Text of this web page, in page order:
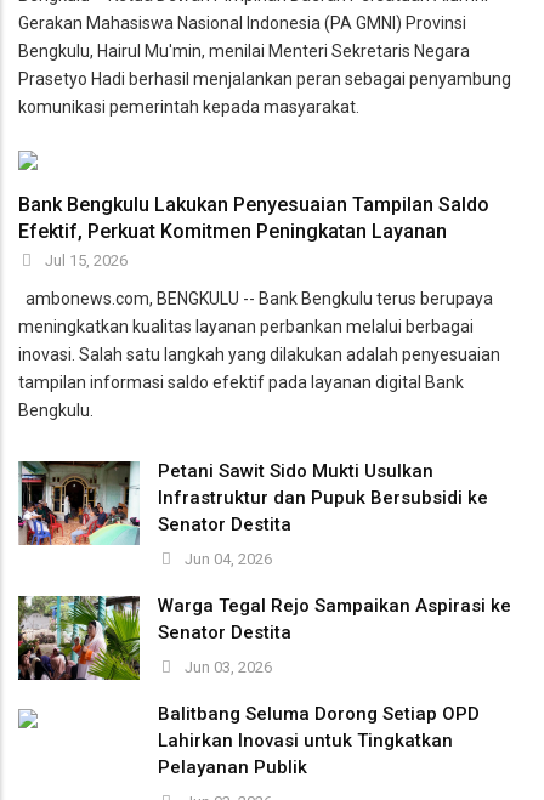
Gerakan Mahasiswa Nasional Indonesia (PA GMNI) Provinsi
Bengkulu, Hairul Mu'min, menilai Menteri Sekretaris Negara
Prasetyo Hadi berhasil menjalankan peran sebagai penyambung
komunikasi pemerintah kepada masyarakat.
Bank Bengkulu Lakukan Penyesuaian Tampilan Saldo
Efektif, Perkuat Komitmen Peningkatan Layanan
Jul 15, 2026
ambonews.com, BENGKULU -- Bank Bengkulu terus berupaya
meningkatkan kualitas layanan perbankan melalui berbagai
inovasi. Salah satu langkah yang dilakukan adalah penyesuaian
tampilan informasi saldo efektif pada layanan digital Bank
Bengkulu.
Petani Sawit Sido Mukti Usulkan
Infrastruktur dan Pupuk Bersubsidi ke
Senator Destita
Jun 04, 2026
Warga Tegal Rejo Sampaikan Aspirasi ke
Senator Destita
Jun 03, 2026
Balitbang Seluma Dorong Setiap OPD
Lahirkan Inovasi untuk Tingkatkan
Pelayanan Publik